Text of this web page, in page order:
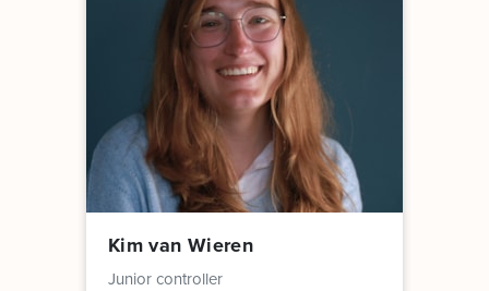
Kim van Wieren
Junior controller